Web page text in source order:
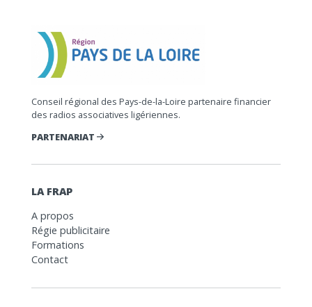
Conseil régional des Pays-de-la-Loire partenaire financier
des radios associatives ligériennes.
PARTENARIAT
LA FRAP
A propos
Régie publicitaire
Formations
Contact